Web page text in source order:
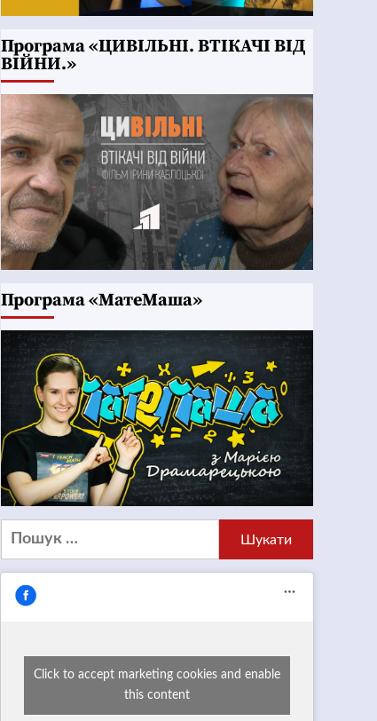
Програма «ЦИВІЛЬНІ. ВТІКАЧІ ВІД
ВІЙНИ.»
Програма «МатеМаша»
Пошук:
Click to accept marketing cookies and enable
this content